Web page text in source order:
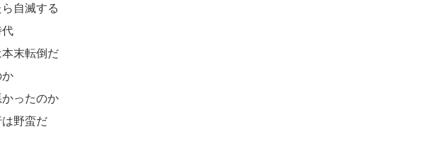
自滅する
末転倒だ
ったのか
野蛮だ